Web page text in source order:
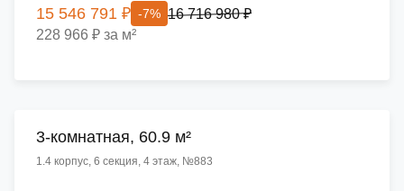
15 546 791 ₽ -7% 16 716 980 ₽
228 966 ₽ за м²
3-комнатная, 60.9 м²
1.4 корпус, 6 секция, 4 этаж, №883